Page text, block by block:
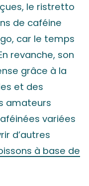
le ristretto
de caféine
car le temps
revanche, son
grâce à la
et des
amateurs
variées
d’autres
à base de